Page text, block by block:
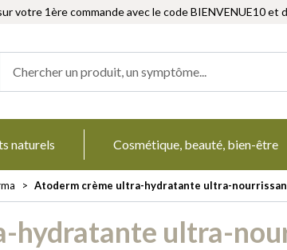
votre 1ère commande avec le code BIENVENUE10 et
naturels Cosmétique, beauté, bien-être
Atoderm crème ultra-hydratante ultra-
hydratante ultra-